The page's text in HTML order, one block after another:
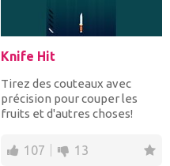
Knife Hit
Tirez des couteaux avec
précision pour couper les
fruits et d'autres choses!
107 13